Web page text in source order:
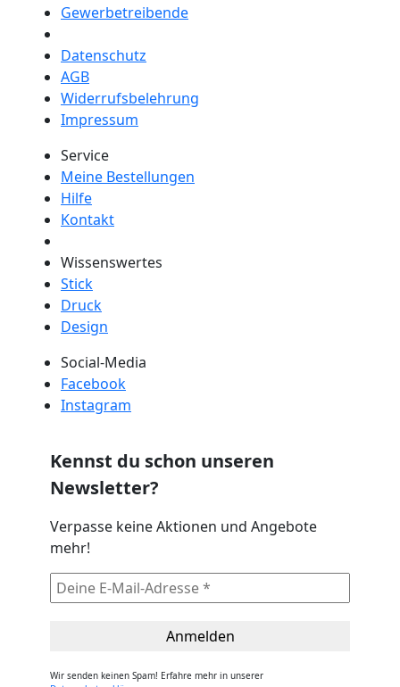
Gewerbetreibende
Datenschutz
AGB
Widerrufsbelehrung
Impressum
Service
Meine Bestellungen
Hilfe
Kontakt
Wissenswertes
Stick
Druck
Design
Social-Media
Facebook
Instagram
Kennst du schon unseren
Newsletter?
Verpasse keine Aktionen und Angebote
mehr!
Wir senden keinen Spam! Erfahre mehr in unserer